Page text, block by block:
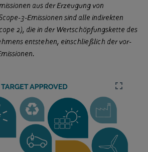
aus der Erzeugung von
3-Emissionen sind alle indirekten
2), die in der Wertschöpfungskette des
entstehen, einschließlich der vor-